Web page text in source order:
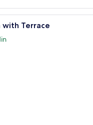
Une
with Terrace